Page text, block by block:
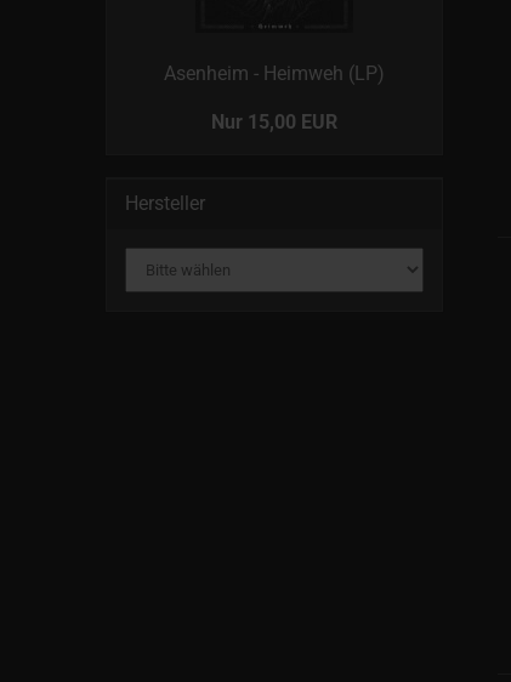
Asenheim - Heimweh (LP)
Nur 15,00 EUR
Hersteller